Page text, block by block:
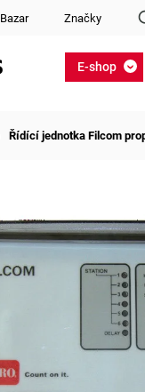
Bazar Značky
E-shop
Řídící jednotka Filcom